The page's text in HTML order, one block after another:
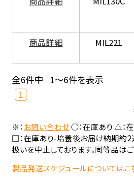
商品詳細
MIL221
全6件中 1～6件を表示
1
※：お問い合わせ○：在庫あり △：
□：在庫あり-培養後お届け納期約2
扱いを中止しております。同等品はご
製品発送スケジュールについてはこ